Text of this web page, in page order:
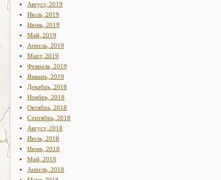
Август, 2019
Июль, 2019
Июнь, 2019
Май, 2019
Апрель, 2019
Март, 2019
Февраль, 2019
Январь, 2019
Декабрь, 2018
Ноябрь, 2018
Октябрь, 2018
Сентябрь, 2018
Август, 2018
Июль, 2018
Июнь, 2018
Май, 2018
Апрель, 2018